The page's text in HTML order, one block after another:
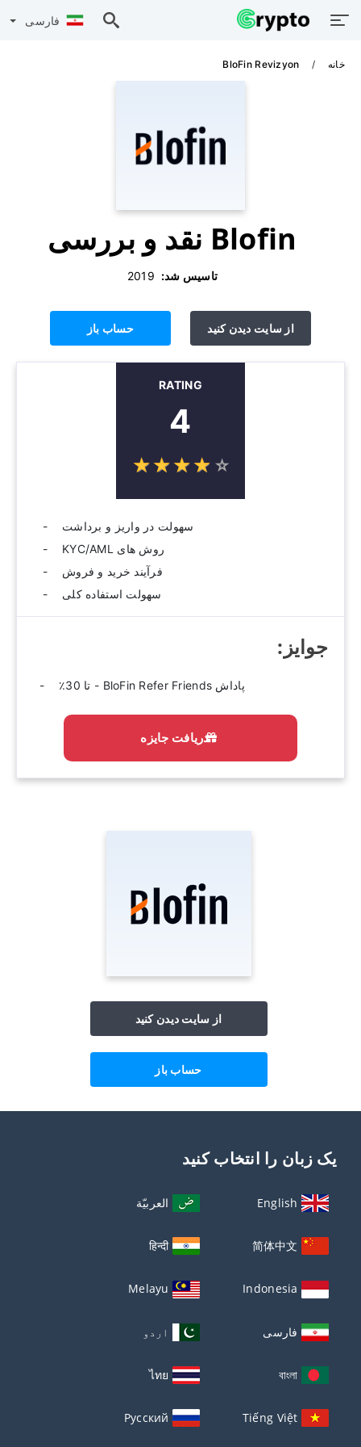
فارسی
خانه BloFin Revizyon
Blofin نقد و بررسی
تاسیس شد:
از سایت دیدن کنید حساب باز
RATING
4
☆☆☆☆ ☆
★★★★ ★
سهولت در واریز و برداشت
روش های KYC/AML
فرآیند خرید و فروش
سهولت استفاده کلی
جوایز:‫
پاداش BloFin Refer Friends - تا 30٪
دریافت جایزه
از سایت دیدن کنید
حساب باز
یک زبان را انتخاب کنید
English العربيّة
简体中文
हिन्दी
Indonesia
Melayu
فارسی اردو
বাংলা
ไทย
Tiếng Việt
Русский